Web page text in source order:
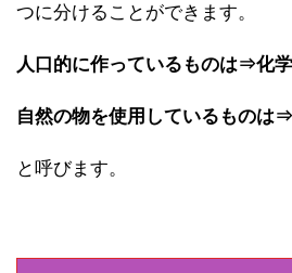
つに分けることができます。
人口的に作っているものは⇒化
自然の物を使用しているものは
と呼びます。